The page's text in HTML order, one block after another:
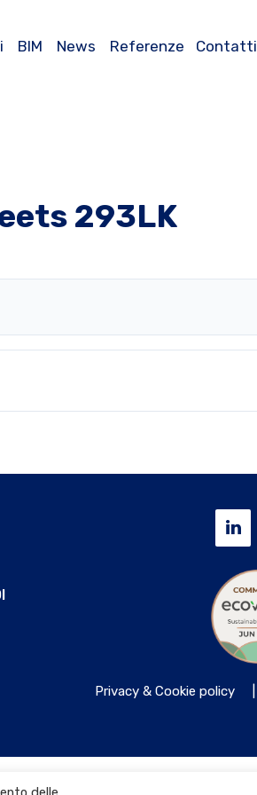
BIM News Referenze Contatti
293LK
Privacy & Cookie policy